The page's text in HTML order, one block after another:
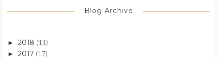
Blog Archive
► 2018 (11)
► 2017 (17)